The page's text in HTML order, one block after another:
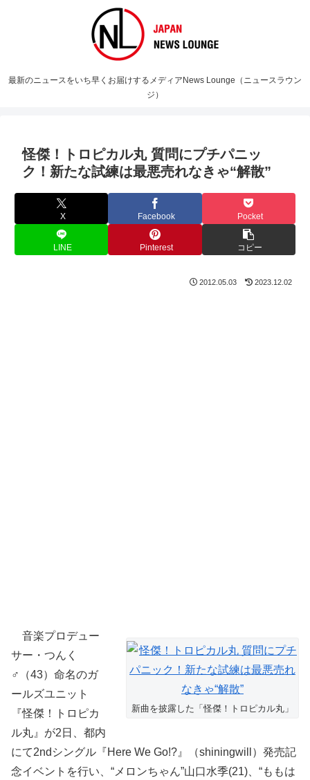
最新のニュースをいち早くお届けするメディアNews Lounge（ニュースラウン
ジ）
怪傑！トロピカル丸 質問にプチパニッ
ク！新たな試練は最悪売れなきゃ“解散”
X Facebook Pocket
LINE Pinterest コピー
2012.05.03 2023.12.02
新曲を披露した「怪傑！トロピカル丸」
音楽プロデュー
サー・つんく
♂（43）命名のガ
ールズユニット
『怪傑！トロピカ
ル丸』が2日、都内
にて2ndシングル『Here We Go!?』（shiningwill）発売記
念イベントを行い、“メロンちゃん”山口水季(21)、“ももは